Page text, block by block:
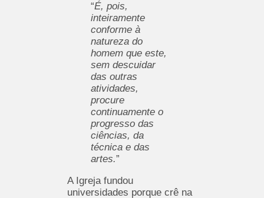
“É, pois,
inteiramente
conforme à
natureza do
homem que este,
sem descuidar
das outras
atividades,
procure
continuamente o
progresso das
ciências, da
técnica e das
artes.”
A Igreja fundou
universidades porque crê na